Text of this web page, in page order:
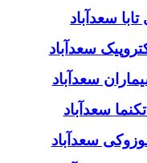
سعدآباد
سعدآباد
سعدآباد
سعدآباد
سعدآباد